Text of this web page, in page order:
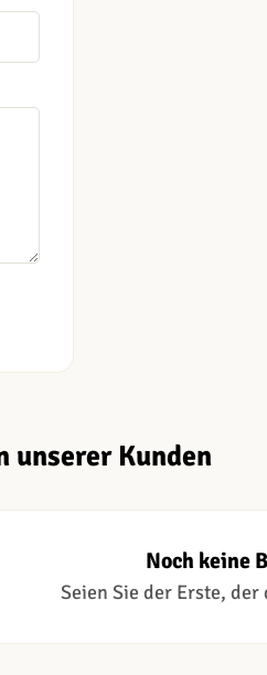
unserer Kunden
Noch keine
Seien Sie der Erste,